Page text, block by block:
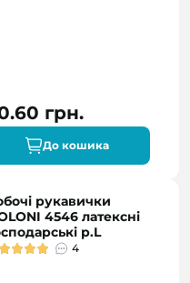
грн.
До кошика
рукавички
4546 латексні
р.L
4